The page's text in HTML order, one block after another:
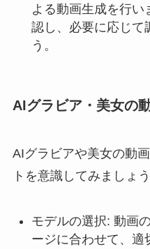
よる動画生成を行い
認し、必要に応じて
う。
AIグラビア・美女の
AIグラビアや美女の動
トを意識してみましょう
モデルの選択: 動画
ージに合わせて、適